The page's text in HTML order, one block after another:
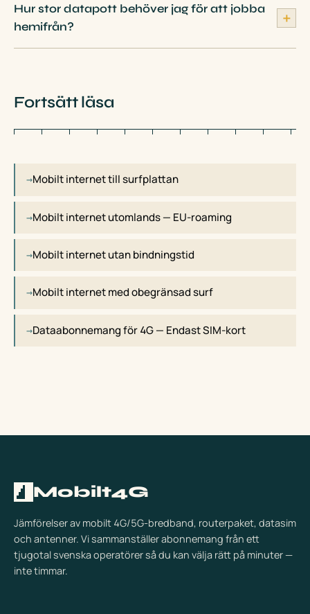
Hur stor datapott behöver jag för att jobba
hemifrån?
＋
Fortsätt läsa
Mobilt internet till surfplattan
Mobilt internet utomlands — EU-roaming
Mobilt internet utan bindningstid
Mobilt internet med obegränsad surf
Dataabonnemang för 4G — Endast SIM-kort
Mobilt4G
Jämförelser av mobilt 4G/5G-bredband, routerpaket, datasim
och antenner. Vi sammanställer abonnemang från ett
tjugotal svenska operatörer så du kan välja rätt på minuter —
inte timmar.